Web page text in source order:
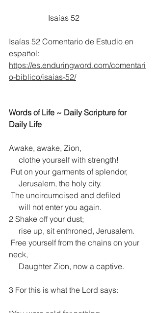
Isaías 52 Comentario de Estudio en
español:
https://es.enduringword.com/comentari
o-biblico/isaias-52/
Words of Life ~ Daily Scripture for
Daily Life
Awake, awake, Zion,
     clothe yourself with strength!
Put on your garments of splendor,
     Jerusalem, the holy city.
The uncircumcised and defiled
     will not enter you again.
2 Shake off your dust;
     rise up, sit enthroned, Jerusalem.
neck,
     Daughter Zion, now a captive.
3 For this is what the Lord says: